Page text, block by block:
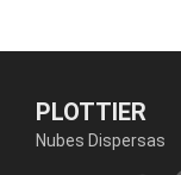
PLOTTIER
Nubes Dispersas